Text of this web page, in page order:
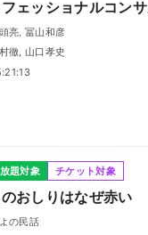
ェッショナルコン
亮, 冨山和彦
徹, 山口孝史
題対象 チケット対象
おしりはなぜ赤い
の民話